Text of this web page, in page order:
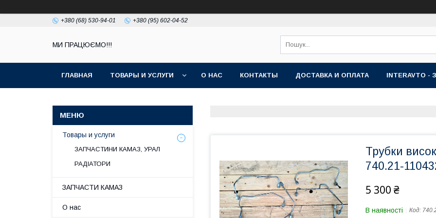
+380 (68) 530-94-01 +380 (95) 602-04-52
МИ ПРАЦЮЄМО!!!
ГЛАВНАЯ ТОВАРЫ И УСЛУГИ О НАС КОНТАКТЫ ДОСТАВКА И ОПЛАТА INTERAVTO
Трубки
740.21-
5 300 ₴
В наявності Код:
Товары и услуги
ЗАПЧАСТИНИ КАМАЗ, УРАЛ
РАДІАТОРИ
ЗАПЧАСТИ КАМАЗ
О нас